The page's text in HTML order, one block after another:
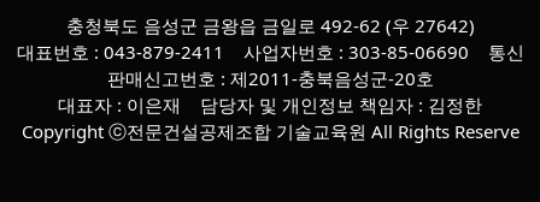
충청북도 음성군 금왕읍 금일로 492-62 (우 27642)
대표번호 : 043-879-2411 사업자번호 : 303-85-06690 통신
판매신고번호 : 제2011-충북음성군-20호
대표자 : 이은재 담당자 및 개인정보 책임자 : 김정한
Copyright ⓒ전문건설공제조합 기술교육원 All Rights Reserve